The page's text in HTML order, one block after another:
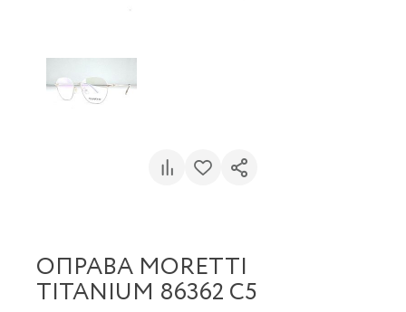
ОПРАВА MORETTI
TITANIUM 86362 C5